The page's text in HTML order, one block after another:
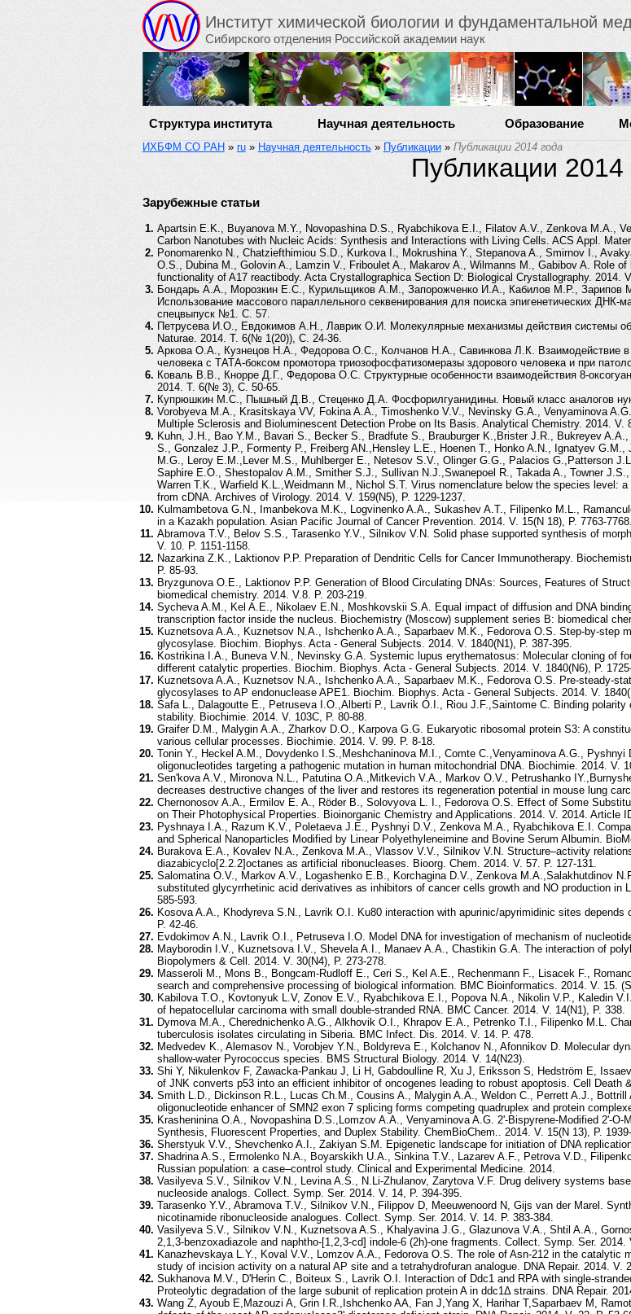
Институт химической биологии и фундаментальной
Сибирского отделения Российской академии наук
Структура института Научная деятельность Образование
ИХБФМ СО РАН » ru» Научная деятельность» Публикации» Публикации 2014 года
Публикации 2014
Зарубежные статьи
Apartsin E.K., Buyanova M.Y., Novopashina D.S., Ryabchikova E.I., Filatov A.V., Zenkova M.A.,
Carbon Nanotubes with Nucleic Acids: Synthesis and Interactions with Living Cells. ACS Appl.
Ponomarenko N., Chatziefthimiou S.D., Kurkova I., Mokrushina Y., Stepanova A., Smirnov I.,
O.S., Dubina M., Golovin A., Lamzin V., Friboulet A., Makarov A., Wilmanns M., Gabibov A. Role
functionality of A17 reactibody. Acta Crystallographica Section D: Biological Crystallography. 2014.
Бондарь А.А., Морозкин Е.С., Курильщиков А.М., Запорожченко И.А., Кабилов М.Р.,
Использование массового параллельного секвенирования для поиска эпигенетических
спецвыпуск №1. С. 57.
Петрусева И.О., Евдокимов А.Н., Лаврик О.И. Молекулярные механизмы действия системы
Naturae. 2014. Т. 6(№ 1(20)), С. 24-36.
Аркова О.А., Кузнецов Н.А., Федорова О.С., Колчанов Н.А., Савинкова Л.К. Взаимодействие
человека с ТАТА-боксом промотора триозофосфатизомеразы здорового человека и при
Коваль В.В., Кнорре Д.Г., Федорова О.С. Структурные особенности взаимодействия 8-
2014. Т. 6(№ 3), С. 50-65.
Купрюшкин М.С., Пышный Д.В., Стеценко Д.А. Фосфорилгуанидины. Новый класс аналогов
Vorobyeva M.A., Krasitskaya VV, Fokina A.A., Timoshenko V.V., Nevinsky G.A., Venyaminova
Multiple Sclerosis and Bioluminescent Detection Probe on Its Basis. Analytical Chemistry. 2014. V.
Kuhn, J.H., Bao Y.M., Bavari S., Becker S., Bradfute S., Brauburger K.,Brister J.R., Bukreyev
S., Gonzalez J.P., Formenty P., Freiberg AN.,Hensley L.E., Hoenen T., Honko A.N., Ignatyev
M.G., Leroy E.M.,Lever M.S., Muhlberger E., Netesov S.V., Olinger G.G., Palacios G.,Patterson
Saphire E.O., Shestopalov A.M., Smither S.J., Sullivan N.J.,Swanepoel R., Takada A., Towner
Warren T.K., Warfield K.L.,Weidmann M., Nichol S.T. Virus nomenclature below the species level:
from cDNA. Archives of Virology. 2014. V. 159(N5), P. 1229-1237.
Kulmambetova G.N., Imanbekova M.K., Logvinenko A.A., Sukashev A.T., Filipenko M.L.,
in a Kazakh population. Asian Pacific Journal of Cancer Prevention. 2014. V. 15(N 18), P. 7763-7768.
Abramova T.V., Belov S.S., Tarasenko Y.V., Silnikov V.N. Solid phase supported synthesis of
V. 10. P. 1151-1158.
Nazarkina Z.K., Laktionov P.P. Preparation of Dendritic Cells for Cancer Immunotherapy.
P. 85-93.
Bryzgunova O.E., Laktionov P.P. Generation of Blood Circulating DNAs: Sources, Features of
biomedical chemistry. 2014. V.8. P. 203-219.
Sycheva A.M., Kel A.E., Nikolaev E.N., Moshkovskii S.A. Equal impact of diffusion and DNA
transcription factor inside the nucleus. Biochemistry (Moscow) supplement series B: biomedical
Kuznetsova A.A., Kuznetsov N.A., Ishchenko A.A., Saparbaev M.K., Fedorova O.S. Step-by-step
glycosylase. Biochim. Biophys. Acta - General Subjects. 2014. V. 1840(N1), P. 387-395.
Kostrikina I.A., Buneva V.N., Nevinsky G.A. Systemic lupus erythematosus: Molecular cloning of
different catalytic properties. Biochim. Biophys. Acta - General Subjects. 2014. V. 1840(N6), P.
Kuznetsova A.A., Kuznetsov N.A., Ishchenko A.A., Saparbaev M.K., Fedorova O.S. Pre-steady-
glycosylases to AP endonuclease APE1. Biochim. Biophys. Acta - General Subjects. 2014. V.
Safa L., Dalagoutte E., Petruseva I.O.,Alberti P., Lavrik O.I., Riou J.F.,Saintome C. Binding
stability. Biochimie. 2014. V. 103C, P. 80-88.
Graifer D.M., Malygin A.A., Zharkov D.O., Karpova G.G. Eukaryotic ribosomal protein S3: A
various cellular processes. Biochimie. 2014. V. 99. Р. 8-18.
Tonin Y., Heckel A.M., Dovydenko I.S.,Meshchaninova M.I., Comte C.,Venyaminova A.G.,
oligonucleotides targeting a pathogenic mutation in human mitochondrial DNA. Biochimie. 2014. V.
Sen'kova A.V., Mironova N.L., Patutina O.A.,Mitkevich V.A., Markov O.V., Petrushanko
decreases destructive changes of the liver and restores its regeneration potential in mouse lung
Chernonosov A.A., Ermilov E. A., Röder B., Solovyova L. I., Fedorova O.S. Effect of Some
on Their Photophysical Properties. Bioinorganic Chemistry and Applications. 2014. V. 2014. Article
Pyshnaya I.A., Razum K.V., Poletaeva J.E., Pyshnyi D.V., Zenkova M.A., Ryabchikova E.I.
and Spherical Nanoparticles Modified by Linear Polyethyleneimine and Bovine Serum Albumin.
Burakova E.A., Kovalev N.A., Zenkova M.A., Vlassov V.V., Silnikov V.N. Structure–activity
diazabicyclo[2.2.2]octanes as artificial ribonucleases. Bioorg. Chem. 2014. V. 57. P. 127-131.
Salomatina O.V., Markov A.V., Logashenko E.B., Korchagina D.V., Zenkova M.A.,Salakhutdinov
substituted glycyrrhetinic acid derivatives as inhibitors of cancer cells growth and NO production in
585-593.
Kosova A.A., Khodyreva S.N., Lavrik O.I. Ku80 interaction with apurinic/apyrimidinic sites
P. 42-46.
Evdokimov A.N., Lavrik O.I., Petruseva I.O. Model DNA for investigation of mechanism of
Mayborodin I.V., Kuznetsova I.V., Shevela A.I., Manaev A.A., Chastikin G.A. The interaction of
Biopolymers & Cell. 2014. V. 30(N4), P. 273-278.
Masseroli M., Mons B., Bongcam-Rudloff E., Ceri S., Kel A.E., Rechenmann F., Lisacek F.,
search and comprehensive processing of biological information. BMC Bioinformatics. 2014. V. 15.
Kabilova T.O., Kovtonyuk L.V, Zonov E.V., Ryabchikova E.I., Popova N.A., Nikolin V.P., Kaledin
of hepatocellular carcinoma with small double-stranded RNA. BMC Cancer. 2014. V. 14(N1), P. 338.
Dymova M.A., Cherednichenko A.G., Alkhovik O.I., Khrapov E.A., Petrenko T.I., Filipenko M.L.
tuberculosis isolates circulating in Siberia. BMC Infect. Dis. 2014. V. 14. P. 478.
Medvedev K., Alemasov N., Vorobjev Y.N., Boldyreva E., Kolchanov N., Afonnikov D. Molecular
shallow-water Pyrococcus species. BMS Structural Biology. 2014. V. 14(N23).
Shi Y, Nikulenkov F, Zawacka-Pankau J, Li H, Gabdoulline R, Xu J, Eriksson S, Hedström E,
of JNK converts p53 into an efficient inhibitor of oncogenes leading to robust apoptosis. Cell Death
Smith L.D., Dickinson R.L., Lucas Ch.M., Cousins A., Malygin A.A., Weldon C., Perrett A.J.,
oligonucleotide enhancer of SMN2 exon 7 splicing forms competing quadruplex and protein
Krasheninina O.A., Novopashina D.S.,Lomzov A.A., Venyaminova A.G. 2'-Bispyrene-Modified 2'-
Synthesis, Fluorescent Properties, and Duplex Stability. ChemBioChem.. 2014. V. 15(N 13), P.
Sherstyuk V.V., Shevchenko A.I., Zakiyan S.M. Epigenetic landscape for initiation of DNA
Shadrina A.S., Ermolenko N.A., Boyarskikh U.A., Sinkina T.V., Lazarev A.F., Petrova V.D.,
Russian population: a case–control study. Clinical and Experimental Medicine. 2014.
Vasilyeva S.V., Silnikov V.N., Levina A.S., N.Li-Zhulanov, Zarytova V.F. Drug delivery systems
nucleoside analogs. Collect. Symp. Ser. 2014. V. 14, P. 394-395.
Tarasenko Y.V., Abramova T.V., Silnikov V.N., Filippov D, Meeuwenoord N, Gijs van der Marel.
nicotinamide ribonucleoside analogues. Collect. Symp. Ser. 2014. V. 14. P. 383-384.
Vasilyeva S.V., Silnikov V.N., Kuznetsova A.S., Khalyavina J.G., Glazunova V.A., Shtil A.A.,
2,1,3-benzoxadiazole and naphtho-[1,2,3-cd] indole-6 (2h)-one fragments. Collect. Symp. Ser. 2014.
Kanazhevskaya L.Y., Koval V.V., Lomzov A.A., Fedorova O.S. The role of Asn-212 in the catalytic
study of incision activity on a natural AP site and a tetrahydrofuran analogue. DNA Repair. 2014. V.
Sukhanova M.V., D'Herin C., Boiteux S., Lavrik O.I. Interaction of Ddc1 and RPA with single-
Proteolytic degradation of the large subunit of replication protein A in ddc1Δ strains. DNA Repair.
Wang Z, Ayoub E,Mazouzi A, Grin I.R.,Ishchenko AA, Fan J,Yang X, Harihar T,Saparbaev M,